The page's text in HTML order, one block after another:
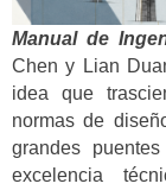
Manual de
Chen y Lian
idea que
normas de
grandes
excelencia